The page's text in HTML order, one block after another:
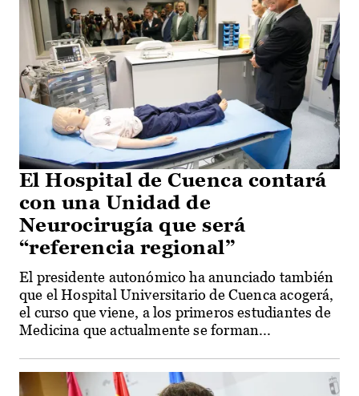
El Hospital de Cuenca contará
con una Unidad de
Neurocirugía que será
“referencia regional”
El presidente autonómico ha anunciado también
que el Hospital Universitario de Cuenca acogerá,
el curso que viene, a los primeros estudiantes de
Medicina que actualmente se forman...